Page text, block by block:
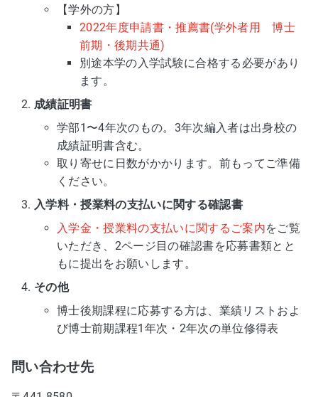
【学外の方】
2022年度申請書・推薦書(学外者用 博士
前期・後期共通)
別途本学の入学試験に合格する必要があり
ます。
成績証明書
学部1〜4年次のもの。3年次編入者は出身校の
成績証明書含む。
取り寄せに日数がかかります。前もってご準備
ください。
入学料・授業料の支払いに関する確認書
入学金・授業料の支払いに関するご案内をご覧
いただき、2ページ目の確認書を応募書類とと
もに提出をお願いします。
その他
博士後期課程に応募する方は、業績リストおよ
び博士前期課程1年次・2年次の単位修得表
問い合わせ先